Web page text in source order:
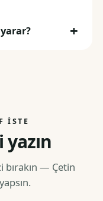
İSTE
yazın
bırakın — Çetin